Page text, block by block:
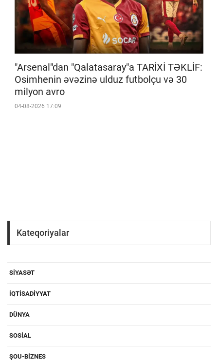
"Arsenal"dan "Qalatasaray"a TARİXİ TƏKLİF:
Osimhenin əvəzinə ulduz futbolçu və 30
milyon avro
04-08-2026 17:09
Kateqoriyalar
SIYASƏT
IQTISADIYYAT
DÜNYA
SOSIAL
ŞOU-BIZNES